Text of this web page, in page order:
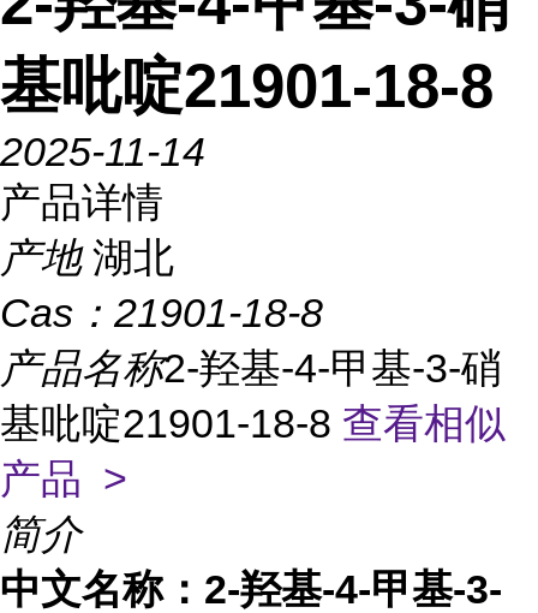
基吡啶21901-18-8
2025-11-14
产品详情
产地 湖北
Cas： 21901-18-8
产品名称2-羟基-4-甲基-3-硝
基吡啶21901-18-8 查看相似
产品 >
简介
中文名称：2-羟基-4-甲基-3-